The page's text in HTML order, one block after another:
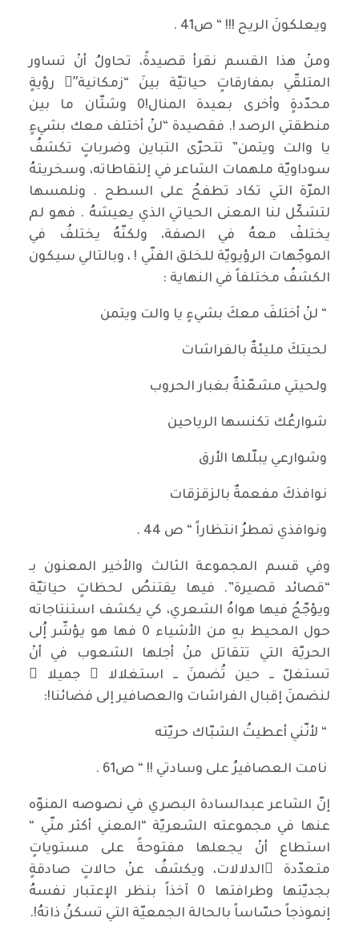
ويعلكونَ الريح !!! “ ص41 .
ومنْ هذا القسم نقرأ قصيدةً، تحاولُ أنْ تساور
المتلقّي بمفارقاتٍ حياتيّة بينَ “زمكانية”ِ رؤيةٍ
محدّدةٍ وأخرى بعيدة المنال!0 وشتّان ما بين
منطقتي الرصد !. فقصيدة “لنْ أختلف معك بشيءٍ
يا والت ويتمن” تتحرّى التباين وضرباتٍ تكشفُ
سوداويّة ملهمات الشاعر في إلتقاطاته، وسخريتهُ
المرّة التي تكاد تطفحُ على السطح . ونلمسها
لتشكّل لنا المعنى الحياتي الذي يعيشهُ . فهو لم
يختلفْ معهُ في الصفة، ولكنّهُ يختلفُ في
الموجّهات الرؤيويّة للخلق الفنّي ! ، وبالتالي سيكون
الكشفُ مختلفاً في النهاية :
“ لنْ أختلفَ معكَ بشيءٍ يا والت ويتمن
لحيتكَ مليئةٌ بالفراشات
ولحيتي مشعّثةٌ بغبار الحروب
شوارعُك تكنسها الرياحين
وشوارعي يبلّلها الأرق
نوافذكَ مفعمةٌ بالزقزقات
ونوافذي تمطرُ انتظاراً “ ص 44 .
وفي قسم المجموعة الثالث والأخير المعنون بـ
“قصائد قصيرة”. فيها يقتنصُ لحظاتٍ حياتيّة
ويؤجّجُ فيها هواهُ الشعري، كي يكشف استنتاجاته
حول المحيط بهِ من الأشياء 0 فها هو يؤشّر إُلى
الحريّة التي تتقاتل منْ أجلها الشعوب في أنْ
تستغلّ ــ حين تُضمنَ ــ استغلالا ً جميلا ً
لنضمنَ إقبال الفراشات والعصافير إلى فضائنا!:
“ لأنّني أعطيتُ الشبّاك حريّته
نامت العصافيرُ على وسادتي !! “ ص61 .
إنّ الشاعر عبدالسادة البصري في نصوصه المنوّه
عنها في مجموعته الشعريّة “المعني أكثر منّي “
استطاع أنْ يجعلها مفتوحةً على مستوياتٍ
متعدّدة ِالدلالات، ويكشفُ عنْ حالاتٍ صادقةٍ
بجديّتها وطرافتها 0 آخذاً بنظر الإعتبار نفسهُ
إنموذجاً حسّاساً بالحالة الجمعيّة التي تسكنُ ذاتهُ!.